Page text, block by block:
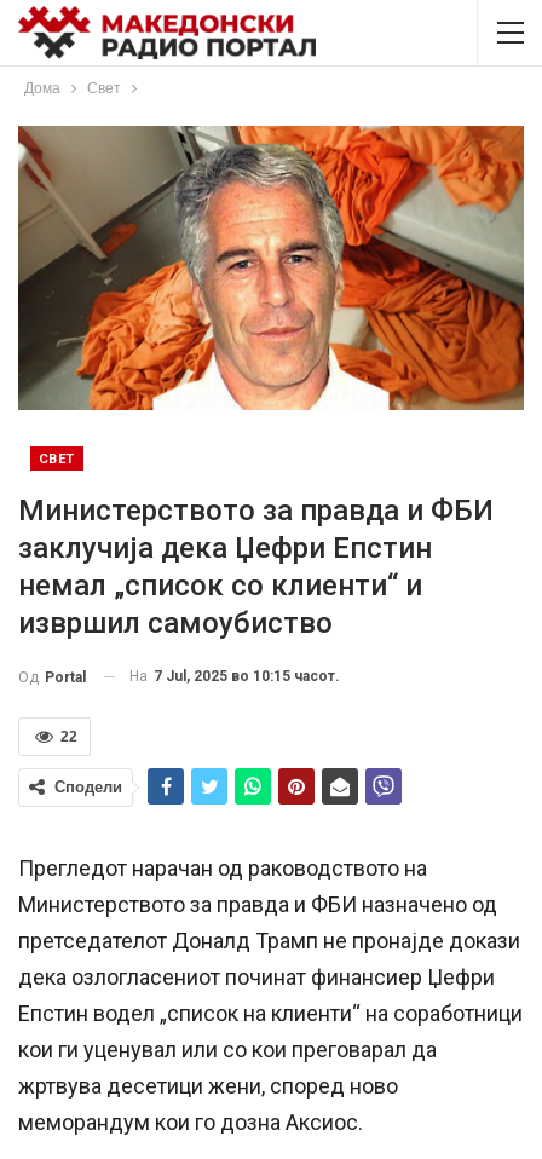
Дома Свет
СВЕТ
Министерството за правда и ФБИ
заклучија дека Џефри Епстин
немал „список со клиенти“ и
извршил самоубиство
Од Portal На 7 Jul, 2025 во 10:15 часот.
22
Сподели
Прегледот нарачан од раководството на
Министерството за правда и ФБИ назначено од
претседателот Доналд Трамп не пронајде докази
дека озлогласениот починат финансиер Џефри
Епстин водел „список на клиенти“ на соработници
кои ги уценувал или со кои преговарал да
жртвува десетици жени, според ново
меморандум кои го дозна Аксиос.